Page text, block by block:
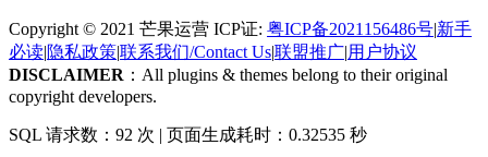
Copyright © 2021 芒果运营 ICP证: 粤ICP备2021156486号|新手
必读|隐私政策|联系我们/Contact Us|联盟推广|用户协议
DISCLAIMER ：All plugins & themes belong to their original
copyright developers.
SQL 请求数：92 次 | 页面生成耗时：0.32535 秒